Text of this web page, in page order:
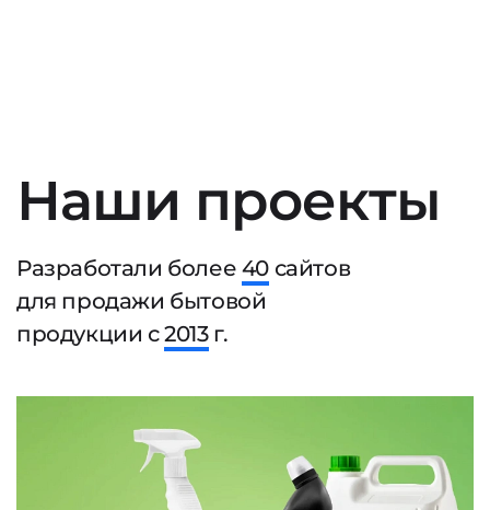
Наши проекты
Разработали более 40 сайтов
для продажи бытовой
продукции с2013г.